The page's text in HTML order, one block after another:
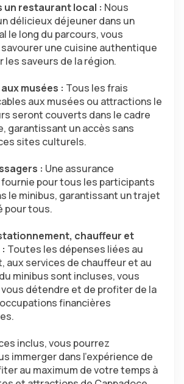
un restaurant local : Nous
délicieux déjeuner dans un
le long du parcours, vous
une cuisine authentique
les saveurs de la région.
musées : Tous les frais
aux musées ou attractions le
seront couverts dans le cadre
garantissant un accès sans
sites culturels.
: Une assurance
pour tous les participants
le minibus, garantissant un trajet
pour tous.
chauffeur et
Toutes les dépenses liées au
aux services de chauffeur et au
minibus sont incluses, vous
détendre et de profiter de la
financières
inclus, vous pourrez
immerger dans l'expérience de
au maximum de votre temps à